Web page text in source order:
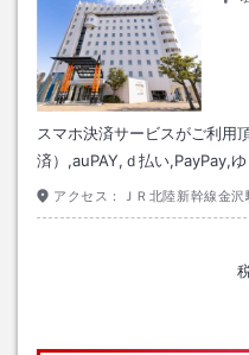
スマホ決済サービスがご利用
済）,auPAY,ｄ払い,PayPay,
アクセス： ＪＲ北陸新幹線金